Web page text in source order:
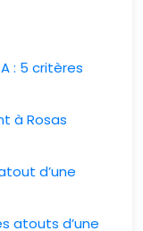
: 5 critères
à Rosas
d’une
atouts d’une